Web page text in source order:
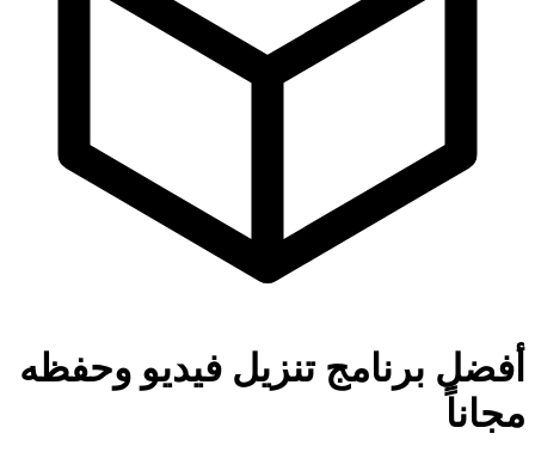
أفضل برنامج تنزيل فيديو وحفظه
مجاناً